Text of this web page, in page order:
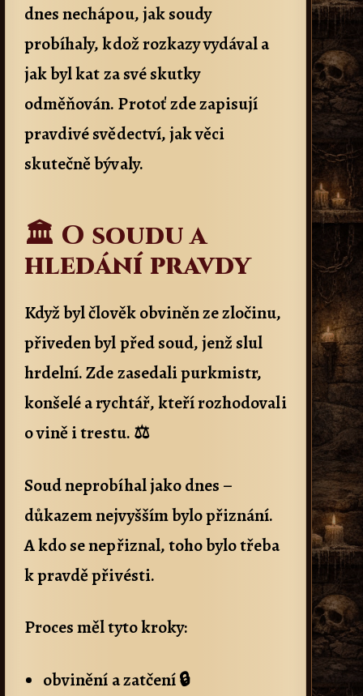
dnes nechápou, jak soudy
probíhaly, kdož rozkazy vydával a
jak byl kat za své skutky
odměňován. Protoť zde zapisují
pravdivé svědectví, jak věci
skutečně bývaly.
🏛️ O soudu a
hledání pravdy
Když byl člověk obviněn ze zločinu,
přiveden byl před soud, jenž slul
hrdelní. Zde zasedali purkmistr,
konšelé a rychtář, kteří rozhodovali
o vině i trestu. ⚖️
Soud neprobíhal jako dnes –
důkazem nejvyšším bylo přiznání.
A kdo se nepřiznal, toho bylo třeba
k pravdě přivésti.
Proces měl tyto kroky:
obvinění a zatčení 🔒